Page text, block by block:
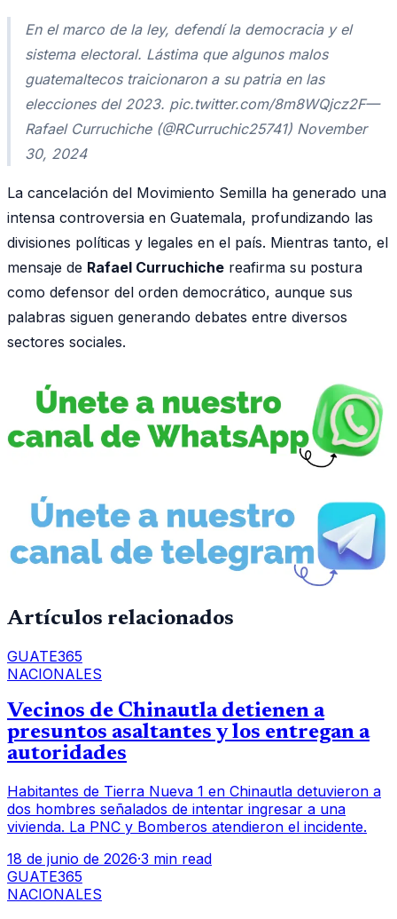
En el marco de la ley, defendí la democracia y el
sistema electoral. Lástima que algunos malos
guatemaltecos traicionaron a su patria en las
elecciones del 2023. pic.twitter.com/8m8WQjcz2F—
Rafael Curruchiche (@RCurruchic25741) November
30, 2024
La cancelación del Movimiento Semilla ha generado una
intensa controversia en Guatemala, profundizando las
divisiones políticas y legales en el país. Mientras tanto, el
mensaje de Rafael Curruchiche reafirma su postura
como defensor del orden democrático, aunque sus
palabras siguen generando debates entre diversos
sectores sociales.
Artículos relacionados
GUATE365
NACIONALES
Vecinos de Chinautla detienen a
presuntos asaltantes y los entregan a
autoridades
Habitantes de Tierra Nueva 1 en Chinautla detuvieron a
dos hombres señalados de intentar ingresar a una
vivienda. La PNC y Bomberos atendieron el incidente.
18 de junio de 2026·3 min read
GUATE365
NACIONALES